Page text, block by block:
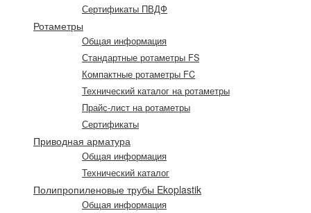
Сертификаты ПВДФ
Ротаметры
Общая информация
Стандартные ротаметры FS
Компактные ротаметры FC
Технический каталог на ротаметры
Прайс-лист на ротаметры
Сертификаты
Приводная арматура
Общая информация
Технический каталог
Полипропиленовые трубы Ekoplastik
Общая информация